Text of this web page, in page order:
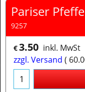
Pariser
9257
€3.50 inkl. MwSt
zzgl. Versand